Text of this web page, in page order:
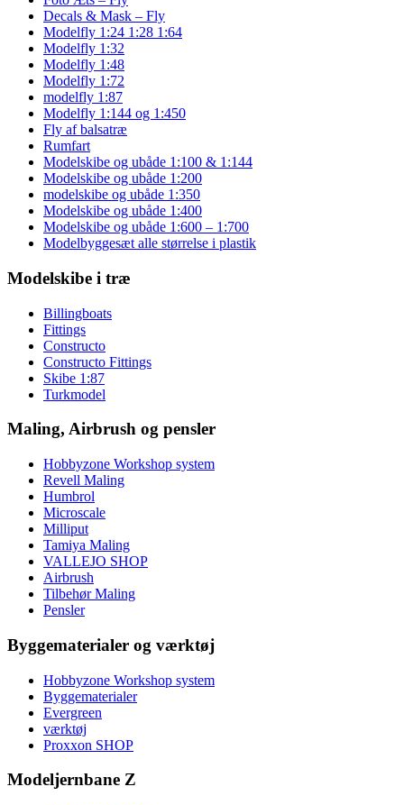
Decals & Mask – Fly
Modelfly 1:24 1:28 1:64
Modelfly 1:32
Modelfly 1:48
Modelfly 1:72
modelfly 1:87
Modelfly 1:144 og 1:450
Fly af balsatræ
Rumfart
Modelskibe og ubåde 1:100 & 1:144
Modelskibe og ubåde 1:200
modelskibe og ubåde 1:350
Modelskibe og ubåde 1:400
Modelskibe og ubåde 1:600 – 1:700
Modelbyggesæt alle størrelse i plastik
Modelskibe i træ
Billingboats
Fittings
Constructo
Constructo Fittings
Skibe 1:87
Turkmodel
Maling, Airbrush og pensler
Hobbyzone Workshop system
Revell Maling
Humbrol
Microscale
Milliput
Tamiya Maling
VALLEJO SHOP
Airbrush
Tilbehør Maling
Pensler
Byggematerialer og værktøj
Hobbyzone Workshop system
Byggematerialer
Evergreen
værktøj
Proxxon SHOP
Modeljernbane Z